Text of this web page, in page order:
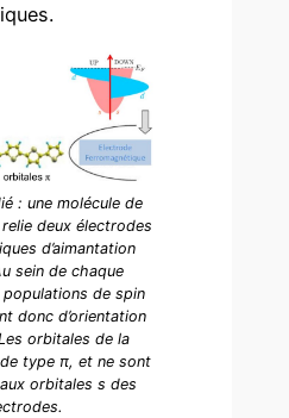
: une molécule de
deux électrodes
d’aimantation
sein de chaque
de spin
donc d’orientation
orbitales de la
type π, et ne sont
orbitales s des